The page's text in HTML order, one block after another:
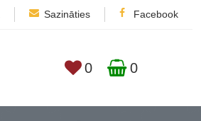
Sazināties Facebook
0 0